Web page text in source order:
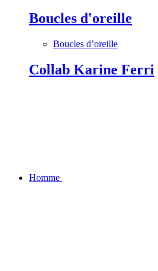
Boucles d'oreille
Boucles d’oreille
Collab Karine Ferri
Homme